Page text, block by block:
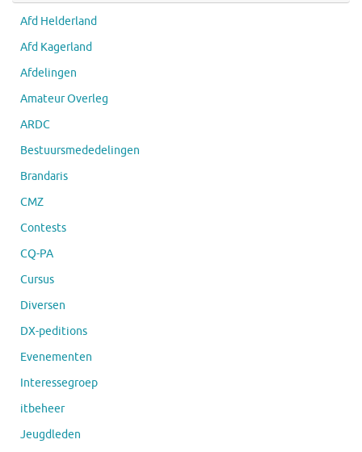
Afd Helderland
Afd Kagerland
Afdelingen
Amateur Overleg
ARDC
Bestuursmededelingen
Brandaris
CMZ
Contests
CQ-PA
Cursus
Diversen
DX-peditions
Evenementen
Interessegroep
itbeheer
Jeugdleden